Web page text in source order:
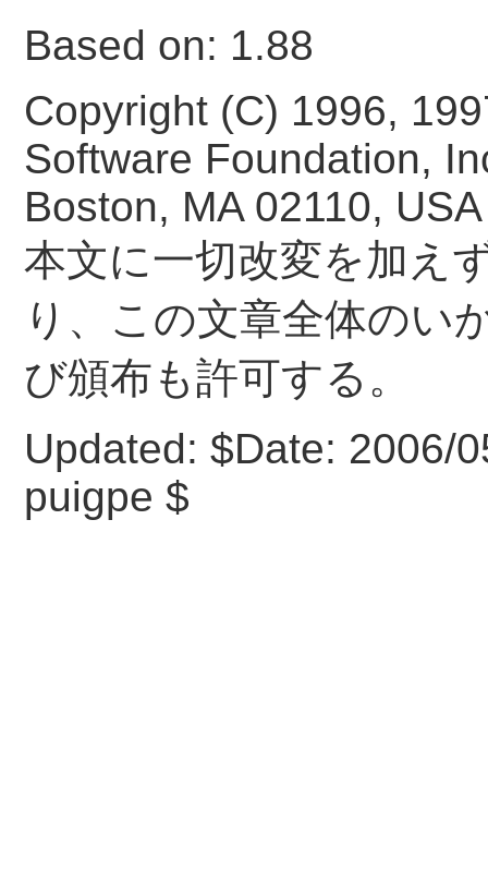
Based on: 1.88
Copyright (C) 1996,
Software Foundation,
Boston, MA 02110, USA
本文に一切改変を加え
り、この文章全体のい
び頒布も許可する。
Updated:$Date: 2006/
puigpe $